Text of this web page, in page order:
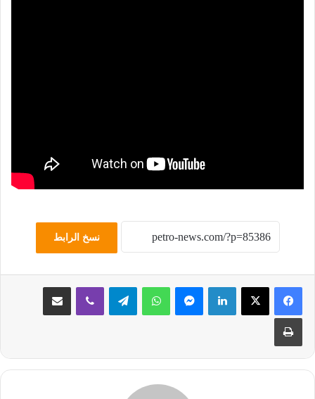
نسخ الرابط
لينكدإن ماسنجر واتساب تيلقرام ڤايبر مشاركة عبر البريد
طباعة